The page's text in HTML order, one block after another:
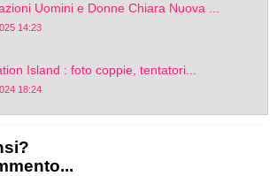
Uomini e Donne Chiara Nuova ...
14:23
Island : foto coppie, tentatori...
18:24